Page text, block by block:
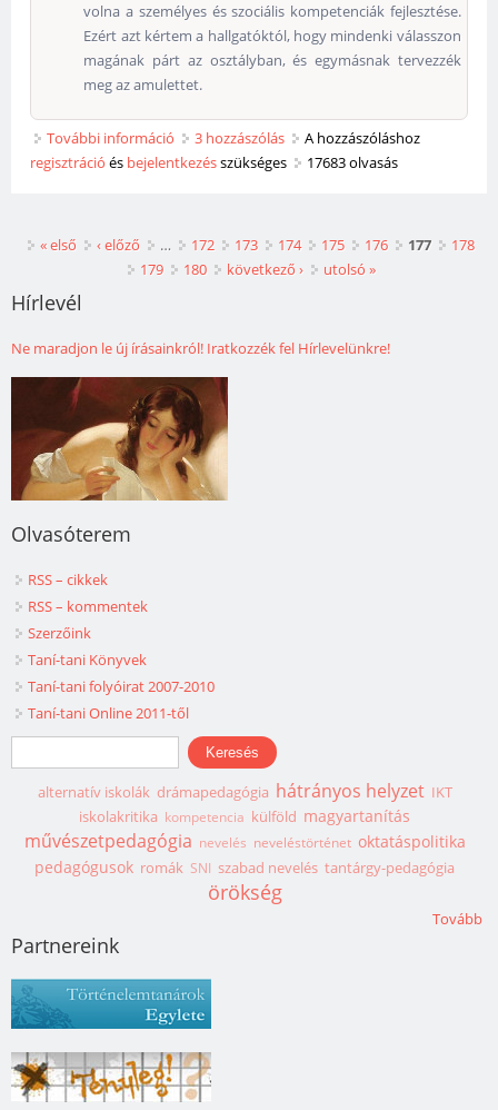
volna a személyes és szociális kompetenciák fejlesztése.
Ezért azt kértem a hallgatóktól, hogy mindenki válasszon
magának párt az osztályban, és egymásnak tervezzék
meg az amulettet.
További információ Gaul Emil: Rólunk van szó. Hogyan adok esélyt a
nevelődésre egy főiskolán? tartalommal
3 hozzászólás
A hozzászóláshoz
regisztráció és bejelentkezésszükséges 17683 olvasás
Oldalak
« első ‹ előző … 172 173 174 175 176 177
178
179
180 következő › utolsó »
Hírlevél
Ne maradjon le új írásainkról! Iratkozzék fel Hírlevelünkre!
Olvasóterem
RSS – cikkek
RSS – kommentek
Szerzőink
Taní-tani Könyvek
Taní-tani folyóirat 2007-2010
Taní-tani Online 2011-től
Keresés űrlap
Keresés
alternatív iskolák drámapedagógia hátrányos helyzet IKT
iskolakritika kompetencia külföld magyartanítás
művészetpedagógia nevelés neveléstörténet oktatáspolitika
pedagógusok romák SNI szabad nevelés tantárgy-pedagógia
örökség
Tovább
Partnereink